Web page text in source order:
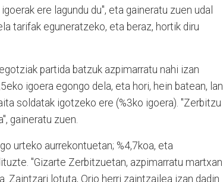
ere lagundu du", eta gaineratu zuen udal
tarifak eguneratzeko, eta beraz, hortik diru
partida batzuk azpimarratu nahi izan
igoera egongo dela, eta hori, hein batean, lan
soldatak igotzeko ere (%3ko igoera). "Zerbitzu
gaineratu zuen.
urteko aurrekontuetan; %4,7koa, eta
"Gizarte Zerbitzuetan, azpimarratu martxan
Zaintzari lotuta, Orio herri zaintzailea izan dadin